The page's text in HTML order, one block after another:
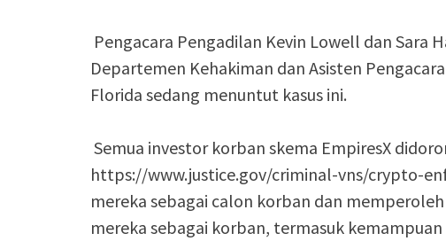
Pengacara Pengadilan Kevin Lowell dan Sara
Departemen Kehakiman dan Asisten
Florida sedang menuntut kasus ini.
Semua investor korban skema EmpiresX
https://www.justice.gov/criminal-vns/crypto-
mereka sebagai calon korban dan
mereka sebagai korban, termasuk